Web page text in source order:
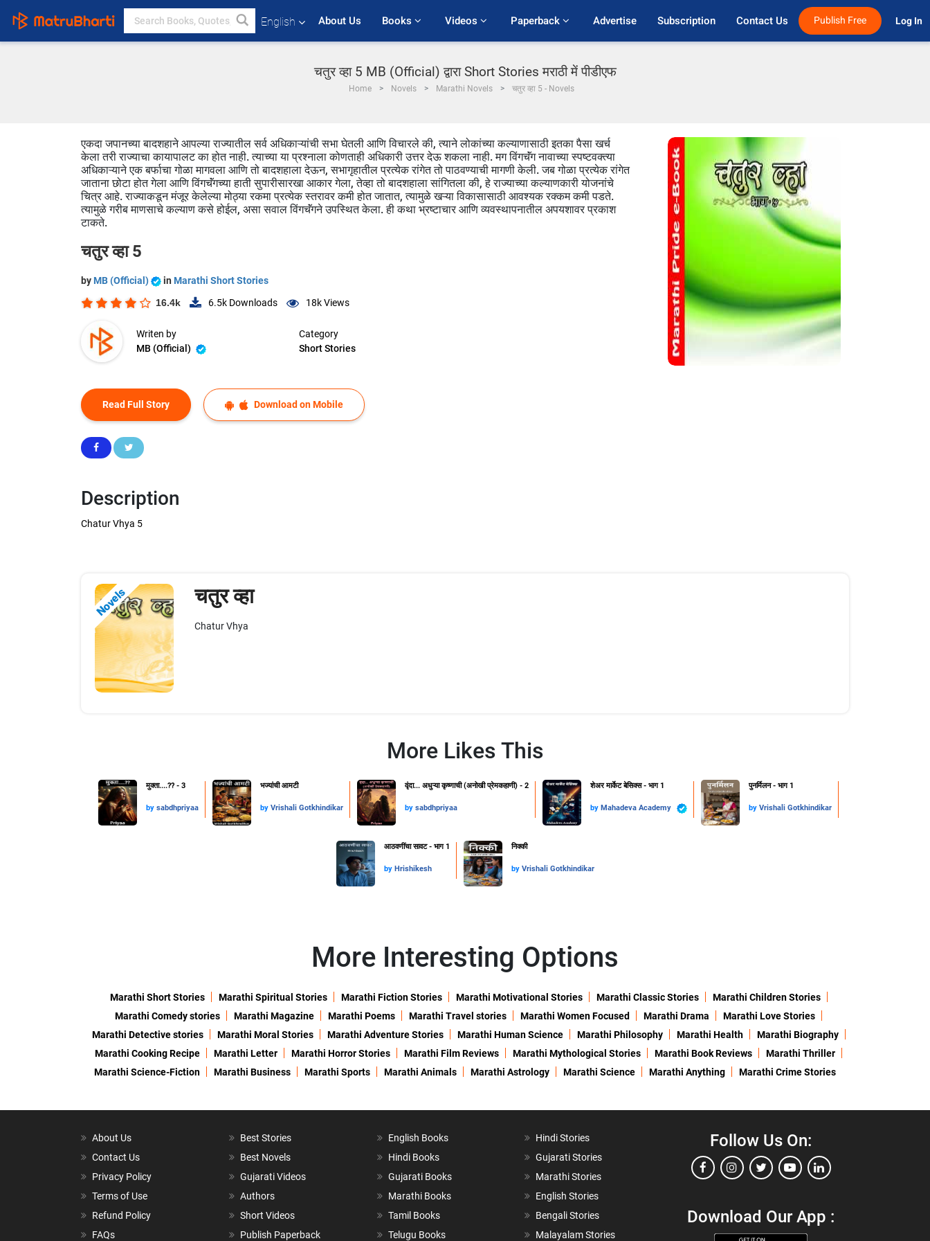
English About Us Books Videos Paperback Advertise Subscription Contact Us Publish Free Log In
चतुर व्हा 5 MB (Official) द्वारा Short Stories मराठी में पीडीएफ
Home Novels Marathi Novels चतुर व्हा 5 - Novels
एकदा जपानच्या बादशहाने आपल्या राज्यातील सर्व अधिकाऱ्यांची सभा घेतली आणि विचारले की, त्याने लोकांच्या कल्याणासाठी इतका पैसा खर्च
केला तरी राज्याचा कायापालट का होत नाही. त्याच्या या प्रश्नाला कोणताही अधिकारी उत्तर देऊ शकला नाही. मग विंगचॅंग नावाच्या स्पष्टवक्त्या
अधिकाऱ्याने एक बर्फाचा गोळा मागवला आणि तो बादशहाला देऊन, सभागृहातील प्रत्येक रांगेत तो पाठवण्याची मागणी केली. जब गोळा प्रत्येक रांगेत
जाताना छोटा होत गेला आणि विंगचॅंगच्या हाती सुपारीसारखा आकार गेला, तेव्हा तो बादशहाला सांगितला की, हे राज्याच्या कल्याणकारी योजनांचे
चित्र आहे. राज्याकडून मंजूर केलेल्या मोठ्या रकमा प्रत्येक स्तरावर कमी होत जातात, त्यामुळे खऱ्या विकासासाठी आवश्यक रक्कम कमी पडते.
त्यामुळे गरीब माणसाचे कल्याण कसे होईल, असा सवाल विंगचॅंगने उपस्थित केला. ही कथा भ्रष्टाचार आणि व्यवस्थापनातील अपयशावर प्रकाश
टाकते.
चतुर व्हा 5
by MB (Official) in Marathi Short Stories
16.4k 6.5k Downloads 18kViews
Writen by
MB (Official)
Category
Short Stories
Read Full Story Download on Mobile
Description
Chatur Vhya 5
Novels चतुर व्हा
Chatur Vhya
More Likes This
मुक्ता....??️ - 3
by sabdhpriyaa
भज्यांची आमटी
by Vrishali Gotkhindikar
वृंदा... अधुऱ्या कृष्णाची (अनोखी प्रेमकहाणी) - 2
by sabdhpriyaa
शेअर मार्केट बेसिक्स - भाग 1
by Mahadeva Academy
पुनर्मिलन - भाग 1
by Vrishali Gotkhindikar
आठवणींचा सावट - भाग 1
by Hrishikesh
निक्की
by Vrishali Gotkhindikar
More Interesting Options
Marathi Short Stories Marathi Spiritual Stories Marathi Fiction Stories Marathi Motivational Stories Marathi Classic Stories
Marathi Children Stories
Marathi Comedy stories
Marathi Magazine Marathi Poems Marathi Travel stories Marathi Women Focused Marathi Drama
Marathi Love Stories
Marathi Detective stories
Marathi Moral Stories Marathi Adventure Stories Marathi Human Science Marathi Philosophy Marathi Health
Marathi Biography
Marathi Cooking Recipe
Marathi Letter Marathi Horror Stories Marathi Film Reviews Marathi Mythological Stories Marathi Book Reviews
Marathi Thriller
Marathi Science-Fiction
Marathi Business Marathi Sports Marathi Animals Marathi Astrology Marathi Science Marathi Anything Marathi Crime Stories
About Us
Contact Us
Privacy Policy
Terms of Use
Refund Policy
FAQs
Best Stories
Best Novels
Gujarati Videos
Authors
Short Videos
Publish Paperback
English Books
Hindi Books
Gujarati Books
Marathi Books
Tamil Books
Telugu Books
Hindi Stories
Gujarati Stories
Marathi Stories
English Stories
Bengali Stories
Malayalam Stories
Follow Us On:
Download Our App :